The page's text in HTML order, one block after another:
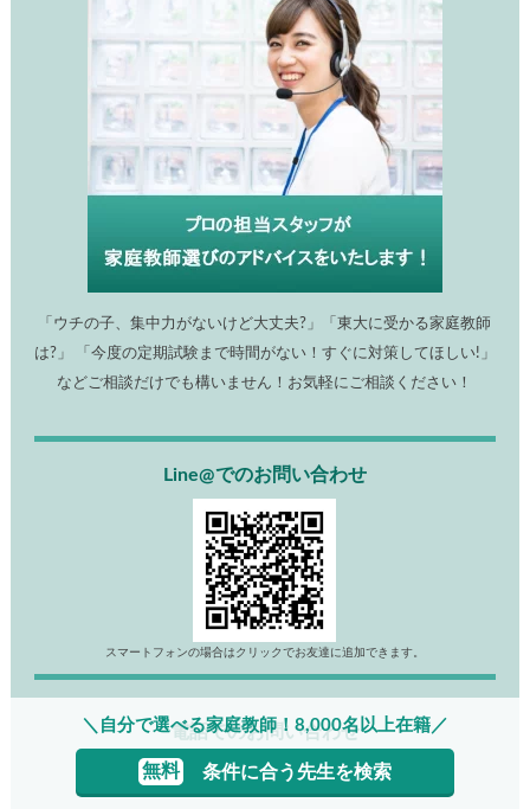
「ウチの子、集中力がないけど大丈夫?」「東大に受かる家庭教師
は?」 「今度の定期試験まで時間がない！すぐに対策してほしい!」
などご相談だけでも構いません！お気軽にご相談ください！
Line@でのお問い合わせ
スマートフォンの場合はクリックでお友達に追加できます。
電話でのお問い合わせ
0120-239-069
＼自分で選べる家庭教師！8,000名以上在籍／
無料 条件に合う先生を検索